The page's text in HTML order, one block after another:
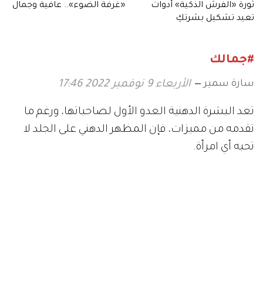
ثورة «الفرش الذكية» أدوات
تعيد تشكيل بشرتكِ
«غرفة الضوء».. عافية وجمال
#جمالك
سارة سمير الأربعاء 9 نوفمبر 2022 17:46
تعد البشرة الدهنية العدو الأول لصاحباتها، ورغم ما
تقدمه من مميزات، فإن المظهر الدهني على الجلد لا
تحبه أي امرأة.